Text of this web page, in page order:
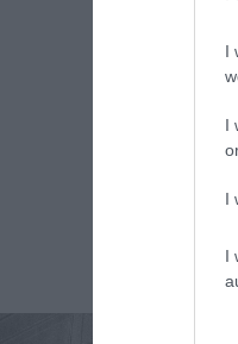
I
I
I
I